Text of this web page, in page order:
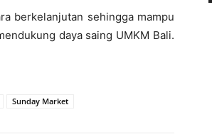
berkelanjutan sehingga mampu
daya saing UMKM Bali.
Sunday Market